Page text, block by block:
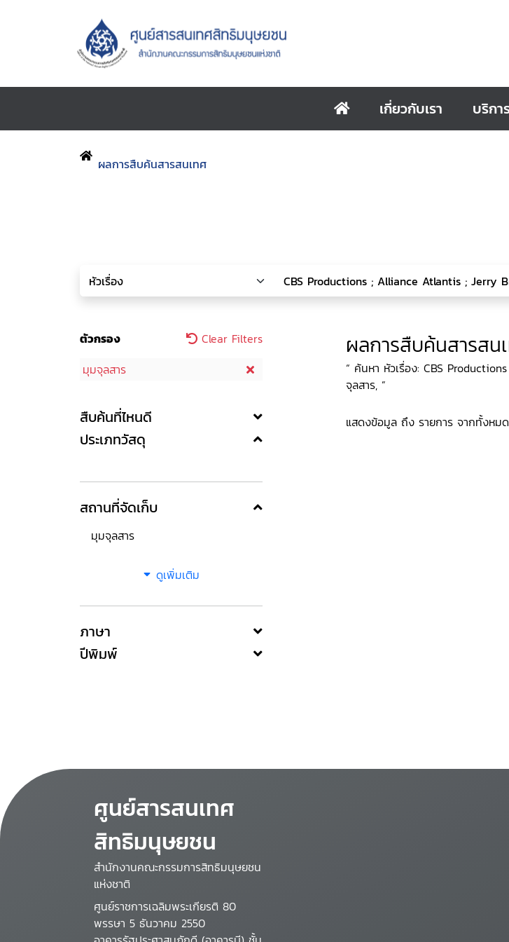
เกี่ยวกับเรา บริกา
ผลการสืบค้นสารสนเทศ
ตัวกรอง
Clear Filters
มุมจุลสาร
สืบค้นที่ไหนดี
ประเภทวัสดุ
สถานที่จัดเก็บ
มุมจุลสาร
ดูเพิ่มเติม
ภาษา
ปีพิมพ์
ผลการสืบค้นสารสน
“ ค้นหา หัวเรื่อง: CBS
จุลสาร, ”
แสดงข้อมูล ถึง รายการ จากทั้งหม
ศูนย์สารสนเทศ
สิทธิมนุษยชน
สำนักงานคณะกรรมการสิทธิมนุษยชน
แห่งชาติ
ศูนย์ราชการเฉลิมพระเกียรติ 80
พรรษา 5 ธันวาคม 2550